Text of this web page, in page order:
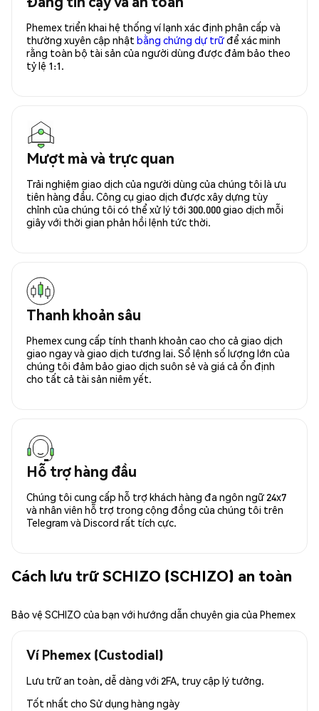
Phemex triển khai hệ thống ví lạnh xác định phân cấp và
thường xuyên cập nhật bằng chứng dự trữđể xác minh
rằng toàn bộ tài sản của người dùng được đảm bảo theo
tỷ lệ 1:1.
Mượt mà và trực quan
Trải nghiệm giao dịch của người dùng của chúng tôi là ưu
tiên hàng đầu. Công cụ giao dịch được xây dựng tùy
chỉnh của chúng tôi có thể xử lý tới 300.000 giao dịch mỗi
giây với thời gian phản hồi lệnh tức thời.
Thanh khoản sâu
Phemex cung cấp tính thanh khoản cao cho cả giao dịch
giao ngay và giao dịch tương lai. Sổ lệnh số lượng lớn của
chúng tôi đảm bảo giao dịch suôn sẻ và giá cả ổn định
cho tất cả tài sản niêm yết.
Hỗ trợ hàng đầu
Chúng tôi cung cấp hỗ trợ khách hàng đa ngôn ngữ 24x7
và nhân viên hỗ trợ trong cộng đồng của chúng tôi trên
Telegram và Discord rất tích cực.
Cách lưu trữ SCHIZO (SCHIZO) an toàn
Bảo vệ SCHIZO của bạn với hướng dẫn chuyên gia của Phemex
Ví Phemex (Custodial)
Lưu trữ an toàn, dễ dàng với 2FA, truy cập lý tưởng.
Tốt nhất cho Sử dụng hàng ngày